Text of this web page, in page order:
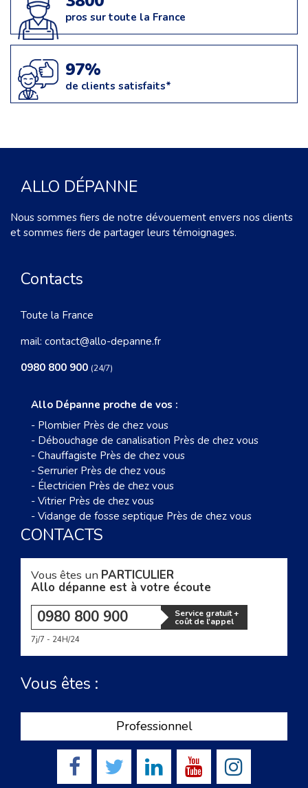
pros sur toute la France
97%
de clients satisfaits*
ALLO DÉPANNE
Nous sommes fiers de notre dévouement envers nos clients
et sommes fiers de partager leurs témoignages.
Contacts
Toute la France
mail: contact@allo-depanne.fr
0980 800 900 (24/7)
Allo Dépanne proche de vos :
- Plombier Près de chez vous
- Débouchage de canalisation Près de chez vous
- Chauffagiste Près de chez vous
- Serrurier Près de chez vous
- Électricien Près de chez vous
- Vitrier Près de chez vous
- Vidange de fosse septique Près de chez vous
CONTACTS
Vous êtes un PARTICULIER
Allo dépanne est à votre écoute
0980 800 900 Service gratuit +
coût de l'appel
7j/7 - 24H/24
Vous êtes :
Professionnel